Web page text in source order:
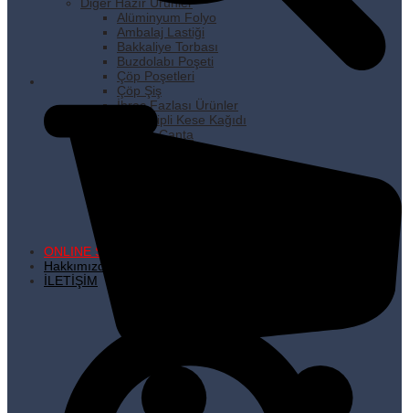
Alüminyum Folyo
Ambalaj Lastiği
Bakkaliye Torbası
Buzdolabı Poşeti
Çöp Poşetleri
Çöp Şiş
İhraç Fazlası Ürünler
Kare Dipli Kese Kağıdı
Karton Çanta
ONLINE SATIŞ
Hakkımızda
İLETİŞİM